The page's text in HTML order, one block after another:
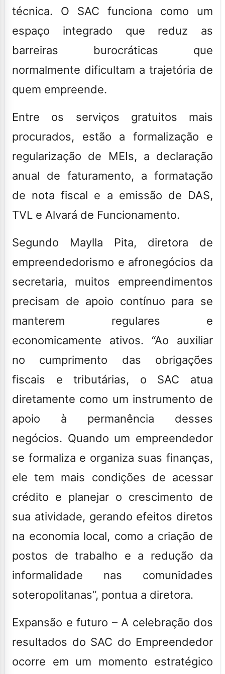
técnica. O SAC funciona como um
espaço integrado que reduz as
barreiras burocráticas que
normalmente dificultam a trajetória de
quem empreende.
Entre os serviços gratuitos mais
procurados, estão a formalização e
regularização de MEIs, a declaração
anual de faturamento, a formatação
de nota fiscal e a emissão de DAS,
TVL e Alvará de Funcionamento.
Segundo Maylla Pita, diretora de
empreendedorismo e afronegócios da
secretaria, muitos empreendimentos
precisam de apoio contínuo para se
manterem regulares e
economicamente ativos. “Ao auxiliar
no cumprimento das obrigações
fiscais e tributárias, o SAC atua
diretamente como um instrumento de
apoio à permanência desses
negócios. Quando um empreendedor
se formaliza e organiza suas finanças,
ele tem mais condições de acessar
crédito e planejar o crescimento de
sua atividade, gerando efeitos diretos
na economia local, como a criação de
postos de trabalho e a redução da
informalidade nas comunidades
soteropolitanas”, pontua a diretora.
Expansão e futuro – A celebração dos
resultados do SAC do Empreendedor
ocorre em um momento estratégico